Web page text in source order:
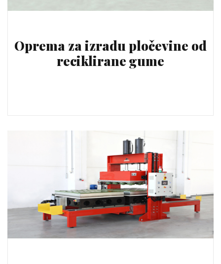
Oprema za izradu pločevine od
reciklirane gume